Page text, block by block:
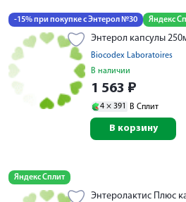
-15% при покупке с Энтерол №30 Яндекс
Энтерол капсулы
Biocodex Laboratoires
В наличии
1 563 ₽
4 × 391 В Сплит
В корзину
Яндекс Сплит
Энтеролактис Плюс